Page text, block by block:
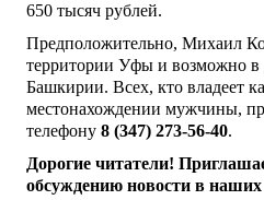
650 тысяч рублей.
Предположительно, Михаил
территории Уфы и возможно в
Башкирии. Всех, кто владеет
местонахождении мужчины,
телефону 8 (347) 273-56-40.
Дорогие читатели!
обсуждению новости в